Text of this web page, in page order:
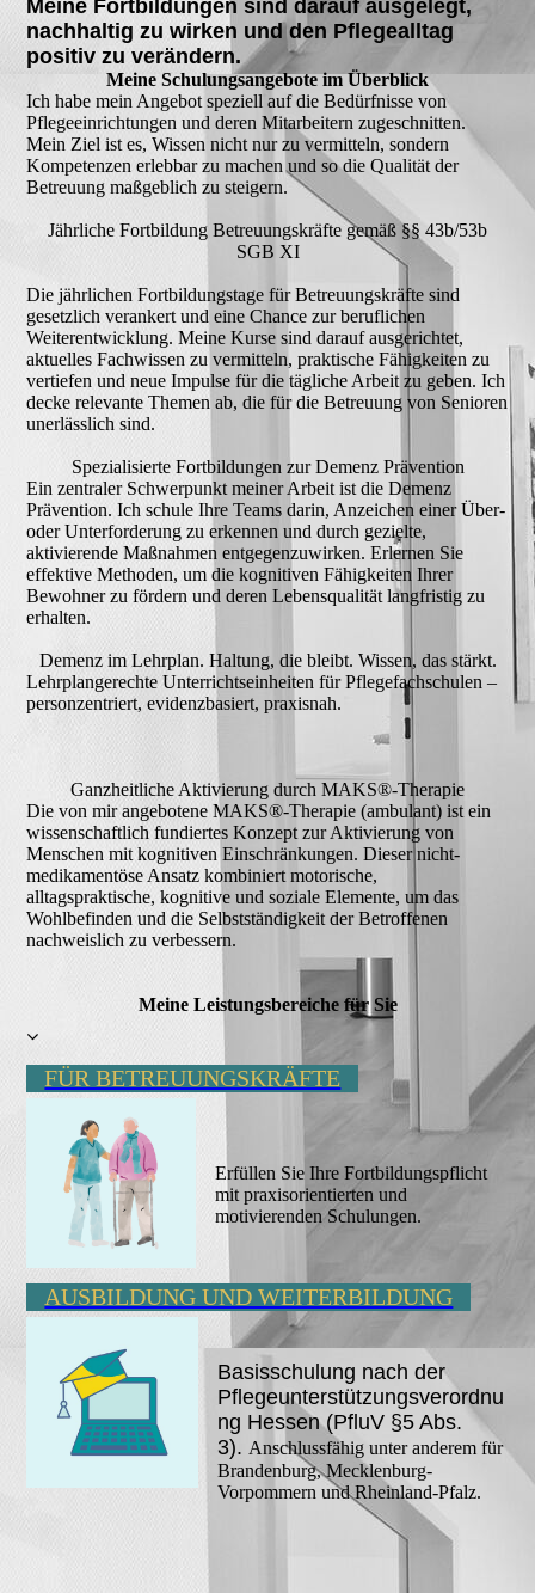
Meine Fortbildungen sind darauf ausgelegt,
nachhaltig zu wirken und den Pflegealltag
positiv zu verändern.
Meine Schulungsangebote im Überblick
Ich habe mein Angebot speziell auf die Bedürfnisse von
Pflegeeinrichtungen und deren Mitarbeitern zugeschnitten.
Mein Ziel ist es, Wissen nicht nur zu vermitteln, sondern
Kompetenzen erlebbar zu machen und so die Qualität der
Betreuung maßgeblich zu steigern.
Jährliche Fortbildung Betreuungskräfte gemäß §§ 43b/53b
SGB XI
Die jährlichen Fortbildungstage für Betreuungskräfte sind
gesetzlich verankert und eine Chance zur beruflichen
Weiterentwicklung. Meine Kurse sind darauf ausgerichtet,
aktuelles Fachwissen zu vermitteln, praktische Fähigkeiten zu
vertiefen und neue Impulse für die tägliche Arbeit zu geben. Ich
decke relevante Themen ab, die für die Betreuung von Senioren
unerlässlich sind.
Spezialisierte Fortbildungen zur Demenz Prävention
Ein zentraler Schwerpunkt meiner Arbeit ist die Demenz
Prävention. Ich schule Ihre Teams darin, Anzeichen einer Über-
oder Unterforderung zu erkennen und durch gezielte,
aktivierende Maßnahmen entgegenzuwirken. Erlernen Sie
effektive Methoden, um die kognitiven Fähigkeiten Ihrer
Bewohner zu fördern und deren Lebensqualität langfristig zu
erhalten.
Demenz im Lehrplan. Haltung, die bleibt. Wissen, das stärkt.
Lehrplangerechte Unterrichtseinheiten für Pflegefachschulen –
personzentriert, evidenzbasiert, praxisnah.
Ganzheitliche Aktivierung durch MAKS®-Therapie
Die von mir angebotene MAKS®-Therapie (ambulant) ist ein
wissenschaftlich fundiertes Konzept zur Aktivierung von
Menschen mit kognitiven Einschränkungen. Dieser nicht-
medikamentöse Ansatz kombiniert motorische,
alltagspraktische, kognitive und soziale Elemente, um das
Wohlbefinden und die Selbstständigkeit der Betroffenen
nachweislich zu verbessern.
Meine Leistungsbereiche für Sie
FÜR BETREUUNGSKRÄFTE
Erfüllen Sie Ihre Fortbildungspflicht
mit praxisorientierten und
motivierenden Schulungen.
AUSBILDUNG UND WEITERBILDUNG
Basisschulung nach der
Pflegeunterstützungsverordnu
ng Hessen (PfluV §5 Abs.
3). Anschlussfähig unter anderem für
Brandenburg, Mecklenburg-
Vorpommern und Rheinland-Pfalz.